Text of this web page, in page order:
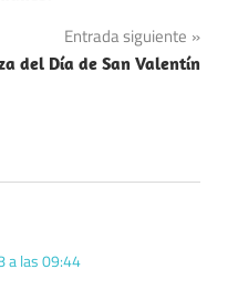
Entrada siguiente
del Día de San Valentín
a las 09:44